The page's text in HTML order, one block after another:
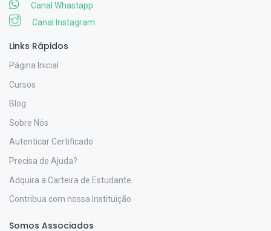
Canal Whastapp
Canal Instagram
Links Rápidos
Página Inicial
Cursos
Blog
Sobre Nós
Autenticar Certificado
Precisa de Ajuda?
Adquira a Carteira de Estudante
Contribua com nossa Instituição
Somos Associados